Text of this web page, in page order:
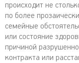
происходит не
по более
семейные
или состояние
причиной
контракта или